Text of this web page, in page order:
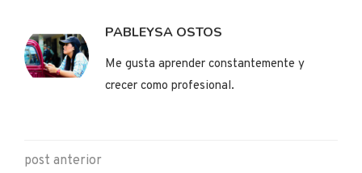
PABLEYSA OSTOS
Me gusta aprender constantemente y
crecer como profesional.
post anterior